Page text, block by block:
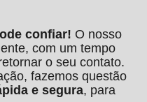
confiar! O nosso
com um tempo
o seu contato.
fazemos questão
e segura, para